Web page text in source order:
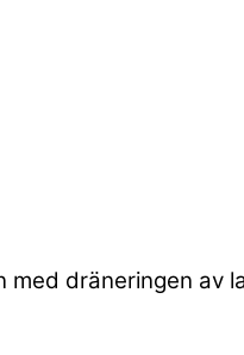
dräneringen av